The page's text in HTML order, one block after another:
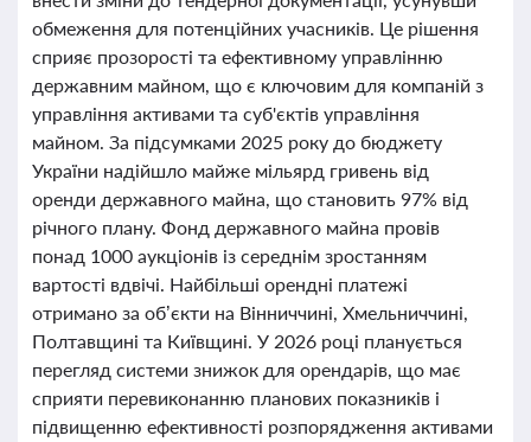
обмеження для потенційних учасників. Це рішення
сприяє прозорості та ефективному управлінню
державним майном, що є ключовим для компаній з
управління активами та суб'єктів управління
майном. За підсумками 2025 року до бюджету
України надійшло майже мільярд гривень від
оренди державного майна, що становить 97% від
річного плану. Фонд державного майна провів
понад 1000 аукціонів із середнім зростанням
вартості вдвічі. Найбільші орендні платежі
отримано за об’єкти на Вінниччині, Хмельниччині,
Полтавщині та Київщині. У 2026 році планується
перегляд системи знижок для орендарів, що має
сприяти перевиконанню планових показників і
підвищенню ефективності розпорядження активами